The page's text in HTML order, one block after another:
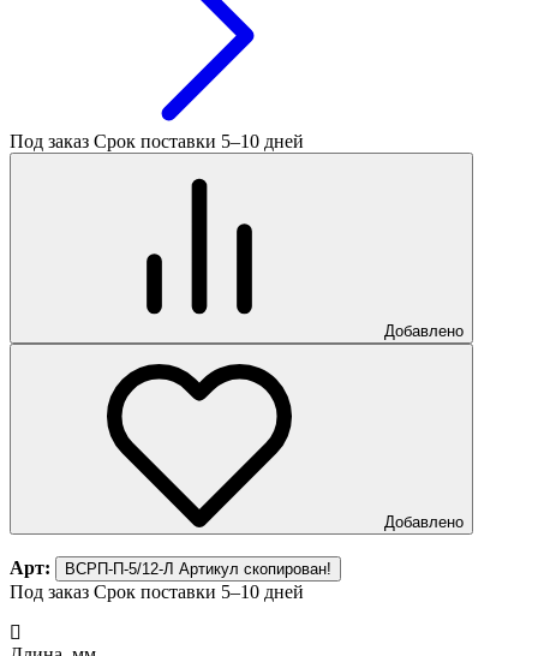
Под заказ Срок поставки 5–10 дней
Добавлено
Добавлено
Арт: ВСРП-П-5/12-Л Артикул скопирован!
Под заказ Срок поставки 5–10 дней